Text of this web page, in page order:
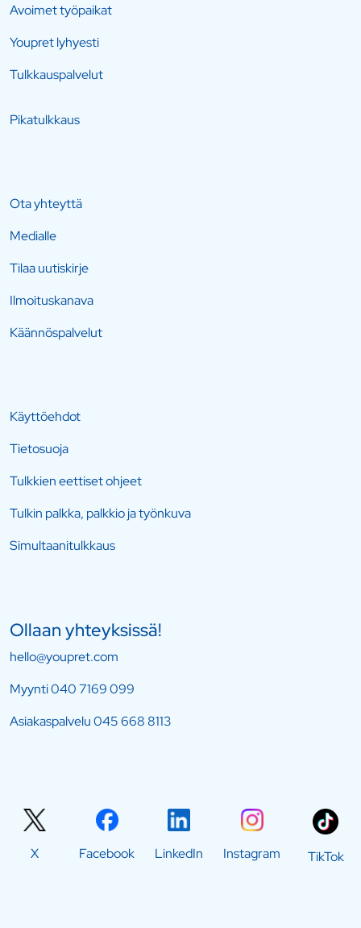
Avoimet työpaikat
Youpret lyhyesti
Tulkkauspalvelut
Pikatulkkaus
Ota yhteyttä
Medialle
Tilaa uutiskirje
Ilmoituskanava
Käännöspalvelut
Käyttöehdot
Tietosuoja
Tulkkien eettiset ohjeet
Tulkin palkka, palkkio ja työnkuva
Simultaanitulkkaus
Ollaan yhteyksissä!
hello@youpret.com
Myynti040 7169 099
Asiakaspalvelu045 668 8113
X Facebook LinkedIn Instagram TikTok